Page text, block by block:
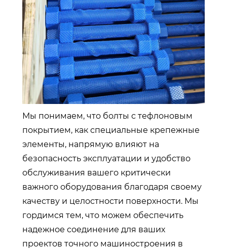
Мы понимаем, что болты с тефлоновым
покрытием, как специальные крепежные
элементы, напрямую влияют на
безопасность эксплуатации и удобство
обслуживания вашего критически
важного оборудования благодаря своему
качеству и целостности поверхности. Мы
гордимся тем, что можем обеспечить
надежное соединение для ваших
проектов точного машиностроения в